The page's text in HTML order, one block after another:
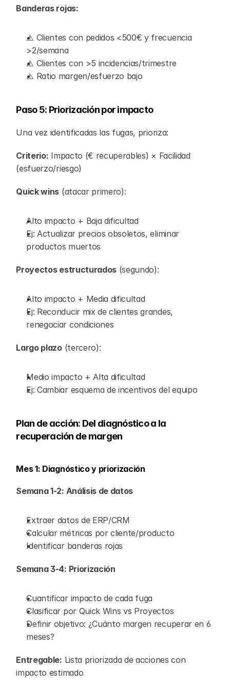
Banderas rojas:
⚠️ Clientes con pedidos <500€ y frecuencia
>2/semana
⚠️ Clientes con >5 incidencias/trimestre
⚠️ Ratio margen/esfuerzo bajo
Paso 5: Priorización por impacto
Una vez identificadas las fugas, prioriza:
Criterio: Impacto (€ recuperables) × Facilidad
(esfuerzo/riesgo)
Quick wins (atacar primero):
Alto impacto + Baja dificultad
Ej: Actualizar precios obsoletos, eliminar
productos muertos
Proyectos estructurados (segundo):
Alto impacto + Media dificultad
Ej: Reconducir mix de clientes grandes,
renegociar condiciones
Largo plazo (tercero):
Medio impacto + Alta dificultad
Ej: Cambiar esquema de incentivos del equipo
Plan de acción: Del diagnóstico a la
recuperación de margen
Mes 1: Diagnóstico y priorización
Semana 1-2: Análisis de datos
Extraer datos de ERP/CRM
Calcular métricas por cliente/producto
Identificar banderas rojas
Semana 3-4: Priorización
Cuantificar impacto de cada fuga
Clasificar por Quick Wins vs Proyectos
Definir objetivo: ¿Cuánto margen recuperar en 6
meses?
Entregable: Lista priorizada de acciones con
impacto estimado